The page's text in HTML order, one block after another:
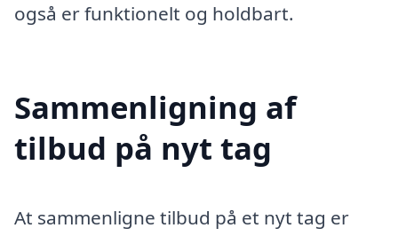
også er funktionelt og holdbart.
Sammenligning af
tilbud på nyt tag
At sammenligne tilbud på et nyt tag er